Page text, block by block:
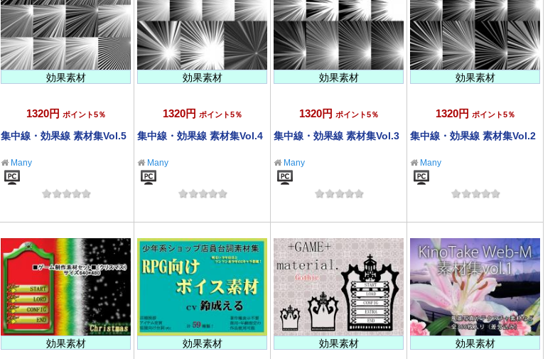
効果素材
1320円 ポイント5％
集中線・効果線 素材集Vol.5
Many
効果素材
1320円 ポイント5％
集中線・効果線 素材集Vol.4
Many
効果素材
1320円 ポイント5％
集中線・効果線 素材集Vol.3
Many
効果素材
1320円 ポイント5％
集中線・効果線 素材集Vol.2
Many
効果素材 効果素材 効果素材 効果素材